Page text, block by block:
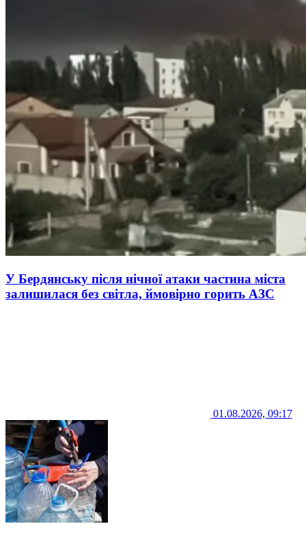
У Бердянську після нічної атаки частина міста
залишилася без світла, ймовірно горить АЗС
01.08.2026, 09:17